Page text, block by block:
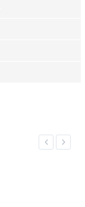
Previous
Next